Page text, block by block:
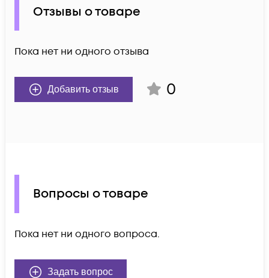
Отзывы о товаре
Пока нет ни одного отзыва
Добавить отзыв 0
Вопросы о товаре
Пока нет ни одного вопроса.
Задать вопрос